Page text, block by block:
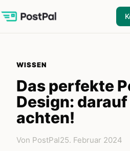
WISSEN
Das perfekte
Design:
achten!
Von PostPal25. Februar 2024